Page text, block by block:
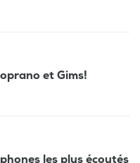
et Gims!
les plus écoutés